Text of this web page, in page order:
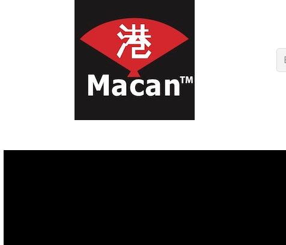
Como hacer tu primera compra